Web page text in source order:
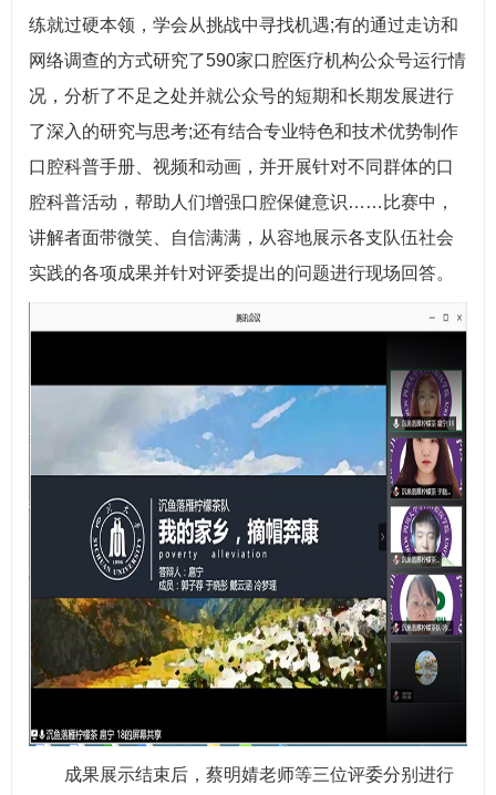
练就过硬本领，学会从挑战中寻找机遇;有的通过走访和
网络调查的方式研究了590家口腔医疗机构公众号运行情
况，分析了不足之处并就公众号的短期和长期发展进行
了深入的研究与思考;还有结合专业特色和技术优势制作
口腔科普手册、视频和动画，并开展针对不同群体的口
腔科普活动，帮助人们增强口腔保健意识……比赛中，
讲解者面带微笑、自信满满，从容地展示各支队伍社会
实践的各项成果并针对评委提出的问题进行现场回答。
成果展示结束后，蔡明婧老师等三位评委分别进行